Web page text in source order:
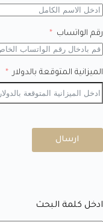
رقم الواتساب
الميزانية المتوقعة بالدولار
ارسال
ادخل كلمة البحث